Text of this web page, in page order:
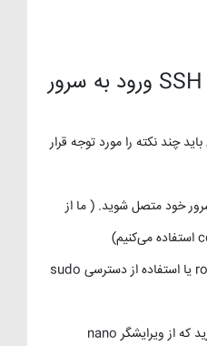
آموزش تغییر پورت SSH ورود به سرور
چند نکته را مورد توجه قرار
۲٫ شما نیاز به دسترسی کاربر root یا استفاده از دسترسی sudo
۳٫ نیاز به یک ویرایشگر فایل دارید که از ویرایشگر nano